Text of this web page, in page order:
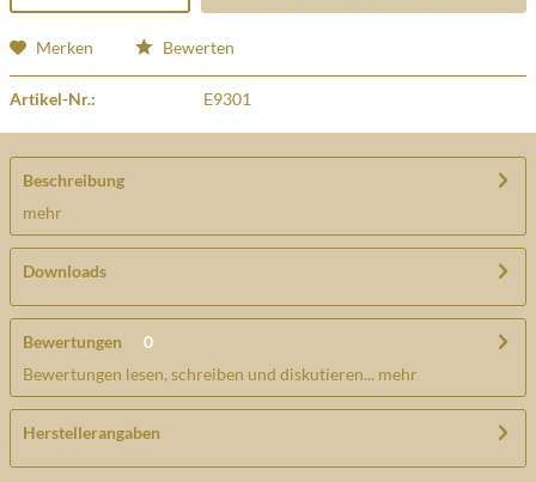
Merken Bewerten
Artikel-Nr.: E9301
Beschreibung
mehr
Downloads
Bewertungen
0
Bewertungen lesen, schreiben und diskutieren... mehr
Herstellerangaben